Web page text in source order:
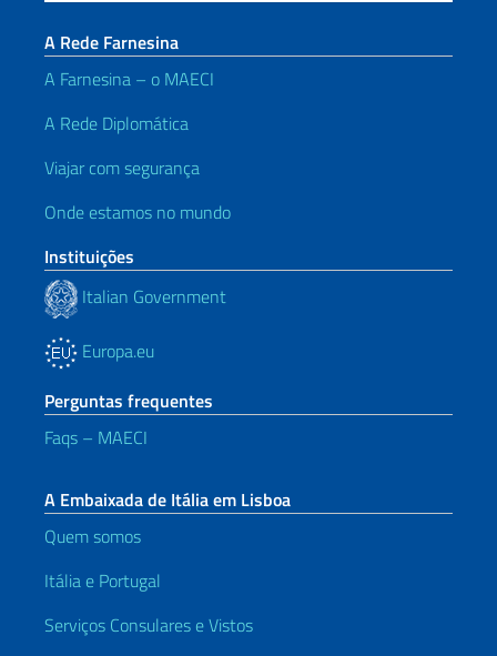
A Rede Farnesina
A Farnesina – o MAECI
A Rede Diplomática
Viajar com segurança
Onde estamos no mundo
Instituições
Italian Government
Europa.eu
Perguntas frequentes
Faqs – MAECI
A Embaixada de Itália em Lisboa
Quem somos
Itália e Portugal
Serviços Consulares e Vistos